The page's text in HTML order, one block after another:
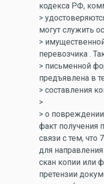
кодекса РФ,
>
могут служить
>
перевозчика .
> письменной
предъявлена в
> составления
>
> о
факт получения
связи с тем, что
для
скан копии или
претензии